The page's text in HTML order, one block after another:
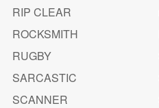
RIP CLEAR
ROCKSMITH
RUGBY
SARCASTIC
SCANNER